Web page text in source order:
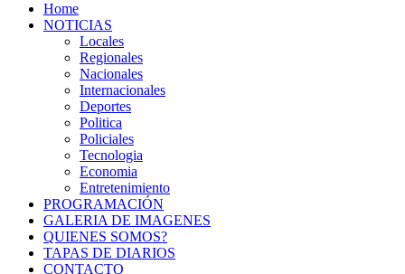
Home
NOTICIAS
Locales
Regionales
Nacionales
Internacionales
Deportes
Politica
Policiales
Tecnologia
Economia
Entretenimiento
PROGRAMACIÓN
GALERIA DE IMAGENES
QUIENES SOMOS?
TAPAS DE DIARIOS
CONTACTO